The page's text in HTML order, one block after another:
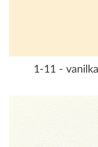
1-11 -